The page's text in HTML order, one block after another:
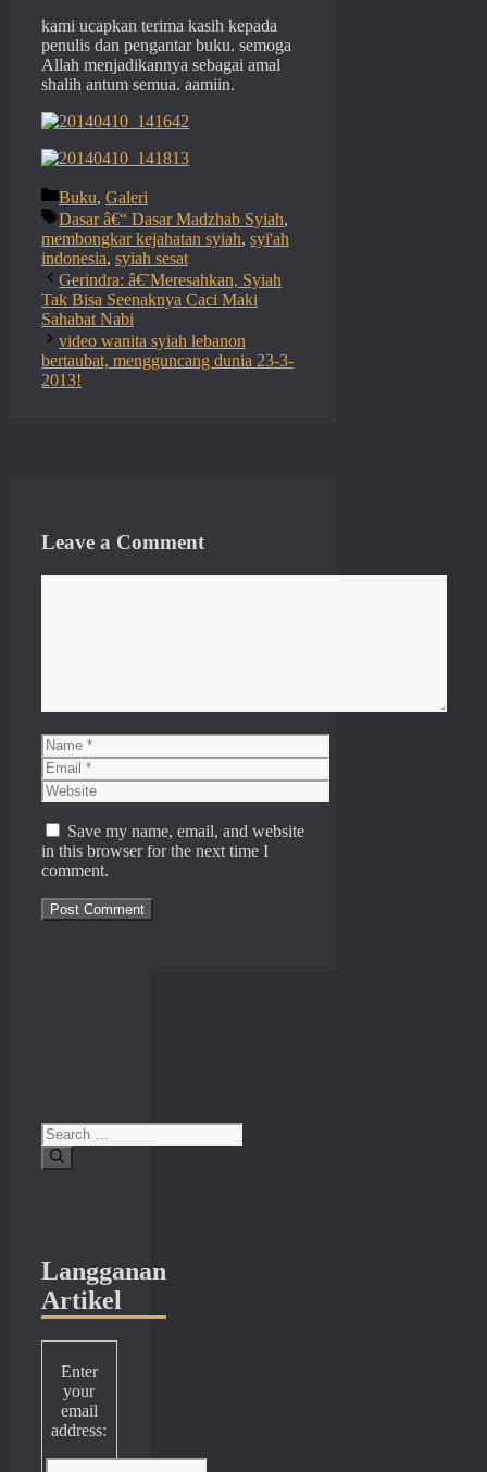
kami ucapkan terima kasih kepada
penulis dan pengantar buku. semoga
Allah menjadikannya sebagai amal
shalih antum semua. aamiin.
Categories
Buku, Galeri
Tags
Dasar â€“ Dasar Madzhab Syiah,
membongkar kejahatan syiah, syi'ah
indonesia, syiah sesat
Gerindra: â€˜Meresahkan, Syiah
Tak Bisa Seenaknya Caci Maki
Sahabat Nabi
video wanita syiah lebanon
bertaubat, mengguncang dunia 23-3-
2013!
Leave a Comment
Name
Email
Website
Save my name, email, and website
in this browser for the next time I
comment.
Search
for:
Langganan
Artikel
Enter
your
email
address: